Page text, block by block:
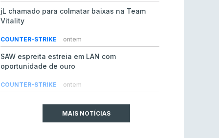
jL chamado para colmatar baixas na Team
Vitality
COUNTER-STRIKE ontem
SAW espreita estreia em LAN com
oportunidade de ouro
COUNTER-STRIKE ontem
do Counter-Strike 2MAIS NOTÍCIAS